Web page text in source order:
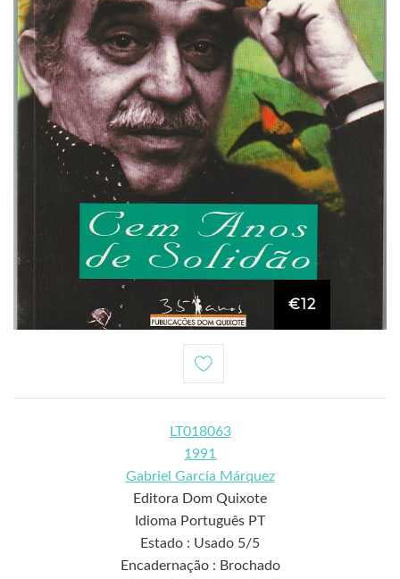
€12
LT018063
1991
Gabriel García Márquez
Editora Dom Quixote
Idioma Português PT
Estado : Usado 5/5
Encadernação : Brochado